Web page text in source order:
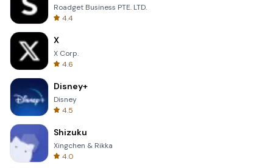
Roadget Business PTE. LTD.
4.4
X
X Corp.
4.6
Disney+
Disney
4.5
Shizuku
Xingchen & Rikka
4.0